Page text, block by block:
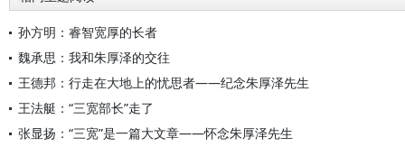
孙方明：睿智宽厚的长者
魏承思：我和朱厚泽的交往
王德邦：行走在大地上的忧思者——纪念朱厚泽先生
王法艇：“三宽部长”走了
张显扬：“三宽”是一篇大文章——怀念朱厚泽先生